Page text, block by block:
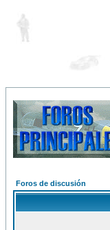
Foros de discusión